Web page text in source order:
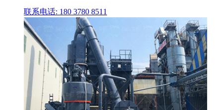
联系电话: 180 3780 8511